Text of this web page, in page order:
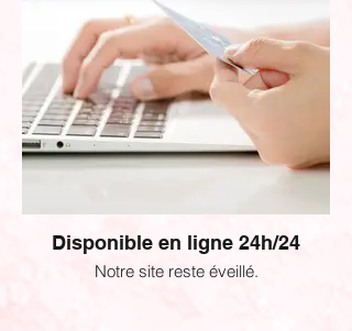
Disponible en ligne 24h/24
Notre site reste éveillé.